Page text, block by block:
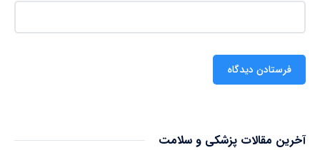
آخرین مقالات پزشکی و سلامت